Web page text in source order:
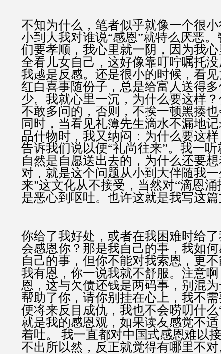
不知为什么，笔者似乎就像一个很
小到大我对谁说“感恩”就特么厌恶
们要孝顺，我心里就一阴，因为我
全看儿女自己，这好像靠叮咛嘱托
我越是反感。还是很小的时候，看
红白喜事随份子，总是给富人送得
少。我就心里一沉，为什么要这样
不敢多问的，否则，不挨一顿黑揍
同时，当看见礼簿先生滴水不漏地
品什物时，我又纳闷：为什么要这
告诉我们说以便“礼尚往来”。我一
自然是自愿送出去的，为什么还要
对，就是这个问题从小到大伴随我
来”这文化从不接受，当然对“滴恩
是恶心到呕吐。也许这就是我写这
你给了我好处，或者在我困难时给
会感恩你？那是我自己的事，我如
自己的事，但你不能对我索恩，更
我有恩，你一说我就不舒服。注意
恩，这与欠债还钱是两码事，别混
帮助了你，请你别挂在心上，我不
便将来反目成仇，我也不会唠叨什么
就是我的感恩观，如果读友感觉不
着吐。 我一直都对中国式感恩难以
不出所以然，反正就觉得有哪里不